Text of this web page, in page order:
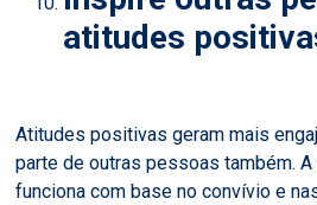
atitudes
Atitudes positivas geram mais
parte de outras pessoas também.
funciona com base no convívio e